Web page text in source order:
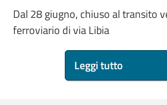
Dal 28 giugno, chiuso al transito
ferroviario di via Libia
Leggi tutto